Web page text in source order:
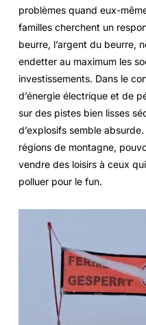
problèmes quand eux-
familles cherchent un
beurre, l’argent du beurre,
endetter au maximum les
investissements. Dans le
d’énergie électrique et de
sur des pistes bien lisses
d’explosifs semble
régions de montagne,
vendre des loisirs à ceux
polluer pour le fun.